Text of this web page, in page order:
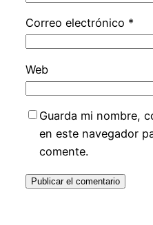
Correo electrónico *
Web
Guarda mi nombre,
en este navegador
comente.